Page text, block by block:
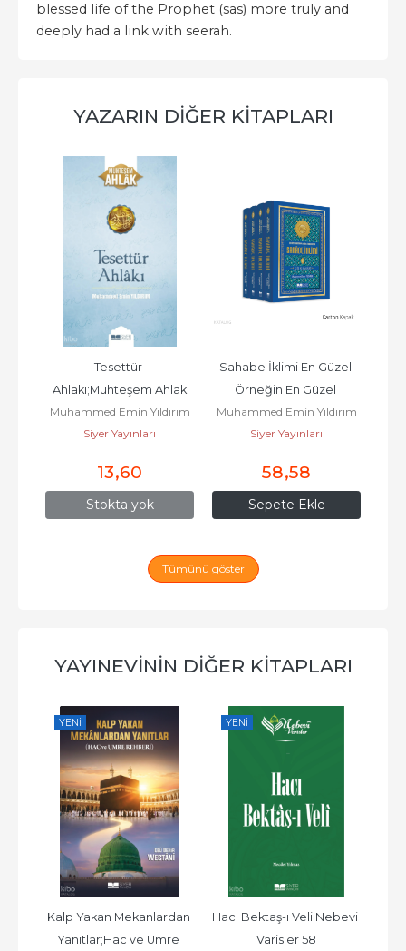
blessed life of the Prophet (sas) more truly and
deeply had a link with seerah.
YAZARIN DIĞER KITAPLARI
Stokta yok
Tesettür
Ahlakı;Muhteşem Ahlak
Muhammed Emin Yıldırım
Siyer Yayınları
13,60
Sepete Ekle
Sahabe İklimi En Güzel
Örneğin En Güzel
Örnekleri; 82 İl 82
Sahabi...
Muhammed Emin Yıldırım
Siyer Yayınları
58,58
Tümünü göster
YAYINEVININ DIĞER KITAPLARI
YENI
Kalp Yakan Mekanlardan
Yanıtlar;Hac ve Umre
YENI
Hacı Bektaş-ı Veli;Nebevi
Varisler 58